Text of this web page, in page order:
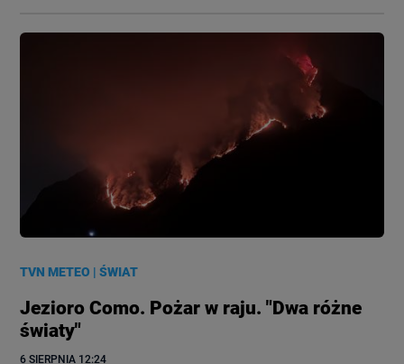
TVN METEO |ŚWIAT
Jezioro Como. Pożar w raju. "Dwa różne
światy"
6 SIERPNIA 12:24